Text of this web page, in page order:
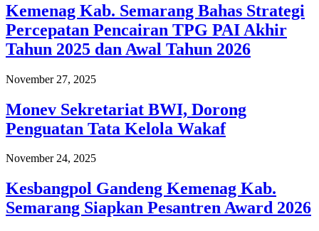
Kemenag Kab. Semarang Bahas Strategi
Percepatan Pencairan TPG PAI Akhir
Tahun 2025 dan Awal Tahun 2026
November 27, 2025
Monev Sekretariat BWI, Dorong
Penguatan Tata Kelola Wakaf
November 24, 2025
Kesbangpol Gandeng Kemenag Kab.
Semarang Siapkan Pesantren Award 2026